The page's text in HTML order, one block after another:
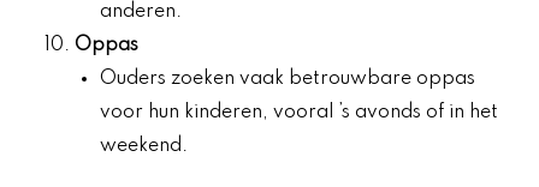
anderen.
Oppas
Ouders zoeken vaak betrouwbare oppas
voor hun kinderen, vooral ’s avonds of in het
weekend.